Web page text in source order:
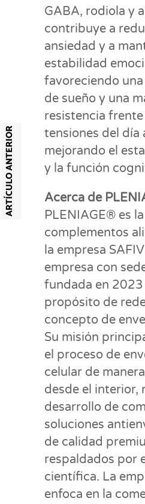
GABA, rodiola y
contribuye a
ansiedad y a
estabilidad
favoreciendo
de sueño y una
resistencia frente
tensiones del día
mejorando el
y la función
Acerca de
PLENIAGE® es
complementos
la empresa
empresa con
fundada en 2023
propósito de
concepto de
Su misión
el proceso de
celular de
desde el interior,
desarrollo de
soluciones
de calidad
respaldados por
científica. La
enfoca en la
ARTÍCULO ANTERIOR